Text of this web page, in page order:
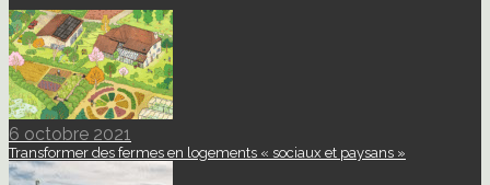
6 octobre 2021
Transformer des fermes en logements « sociaux et paysans »